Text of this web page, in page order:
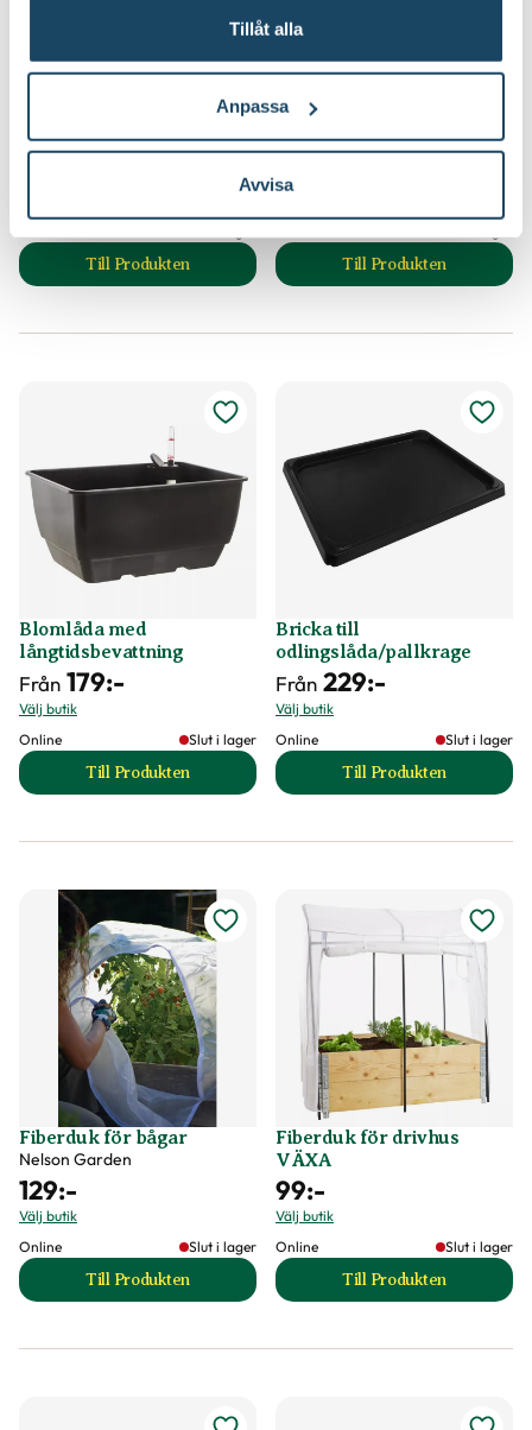
Tillåt alla
Anpassa
Avvisa
Bambuspaljé för pallkrage
Till Produkten
till Bambuspaljé för pallkrage produktsida
Bed-Stone, Årets
Trädgårdsprodukt 2026
99
Till Produkten
till Bed-Stone,
Blomlåda med
långtidsbevattning
Från 179:-
Välj butik
Online
Slut i lager
Till Produkten
till Blomlåda med långtidsbevattning produktsida
Bricka till
odlingslåda/pallkrage
Från 229:-
Välj butik
Online
Slut i lager
Till Produkten
till Bricka till
Fiberduk för bågar
Nelson Garden
129:-
Välj butik
Online
Slut i lager
Till Produkten
till Fiberduk för bågar produktsida
Fiberduk för drivhus
VÄXA
99:-
Välj butik
Online
Slut i lager
Till Produkten
till Fiberduk för